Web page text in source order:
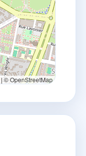
|© OpenStreetMap